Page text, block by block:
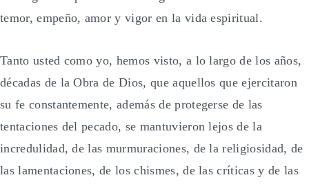
temor, empeño, amor y vigor en la vida espiritual.
Tanto usted como yo, hemos visto, a lo largo de los años,
décadas de la Obra de Dios, que aquellos que ejercitaron
su fe constantemente, además de protegerse de las
tentaciones del pecado, se mantuvieron lejos de la
incredulidad, de las murmuraciones, de la religiosidad, de
las lamentaciones, de los chismes, de las críticas y de las